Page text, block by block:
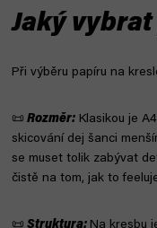
Jaký
Při výběru papíru na
📜 Rozměr: Klasikou je
skicování dej šanci
se muset tolik zabývat
čistě na tom, jak to
📜 Struktura: Na kresbu